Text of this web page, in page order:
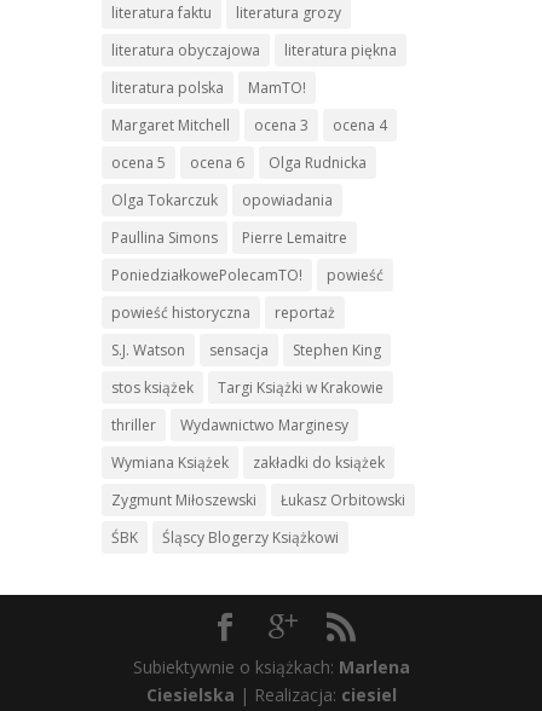
literatura faktu
literatura grozy
literatura obyczajowa
literatura piękna
literatura polska
MamTO!
Margaret Mitchell
ocena 3
ocena 4
ocena 5
ocena 6
Olga Rudnicka
Olga Tokarczuk
opowiadania
Paullina Simons
Pierre Lemaitre
PoniedziałkowePolecamTO!
powieść
powieść historyczna
reportaż
S.J. Watson
sensacja
Stephen King
stos książek
Targi Książki w Krakowie
thriller
Wydawnictwo Marginesy
Wymiana Książek
zakładki do książek
Zygmunt Miłoszewski
Łukasz Orbitowski
ŚBK
Śląscy Blogerzy Książkowi
Subiektywnie o książkach: Marlena
Ciesielska | Realizacja: ciesiel